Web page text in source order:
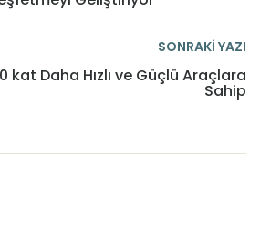
SONRAKİ YAZI
kat Daha Hızlı ve Güçlü Araçlara
Sahip